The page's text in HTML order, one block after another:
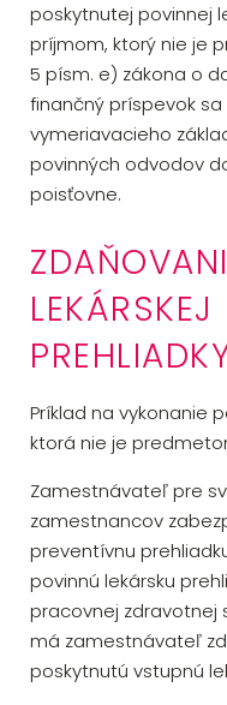
poskytnutej povinnej
príjmom, ktorý nie je
5 písm. e) zákona o
finančný príspevok
vymeriavacieho
povinných odvodov
poisťovne.
Príklad na vykonanie
ktorá nie je
Zamestnávateľ pre
zamestnancov
preventívnu
povinnú lekársku
pracovnej zdravotnej
má zamestnávateľ
poskytnutú vstupnú